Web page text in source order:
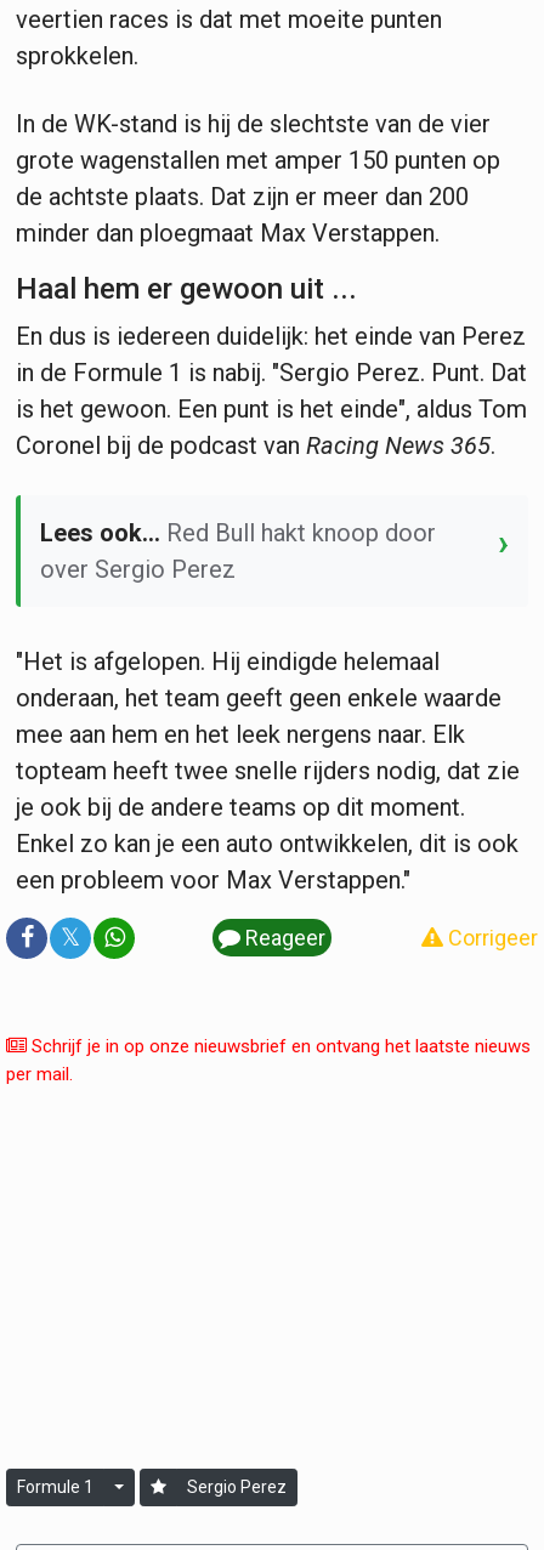
veertien races is dat met moeite punten
sprokkelen.
In de WK-stand is hij de slechtste van de vier
grote wagenstallen met amper 150 punten op
de achtste plaats. Dat zijn er meer dan 200
minder dan ploegmaat Max Verstappen.
Haal hem er gewoon uit ...
En dus is iedereen duidelijk: het einde van Perez
in de Formule 1 is nabij. "Sergio Perez. Punt. Dat
is het gewoon. Een punt is het einde", aldus Tom
Coronel bij de podcast van Racing News 365.
Lees ook... Red Bull hakt knoop door
over Sergio Perez
›
"Het is afgelopen. Hij eindigde helemaal
onderaan, het team geeft geen enkele waarde
mee aan hem en het leek nergens naar. Elk
topteam heeft twee snelle rijders nodig, dat zie
je ook bij de andere teams op dit moment.
Enkel zo kan je een auto ontwikkelen, dit is ook
een probleem voor Max Verstappen."
𝕏 Reageer Corrigeer
Schrijf je in op onze nieuwsbrief en ontvang het laatste nieuws
per mail.
Formule 1 Sergio Perez